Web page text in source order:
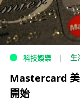
科技娛樂 生
Mastercard
開始